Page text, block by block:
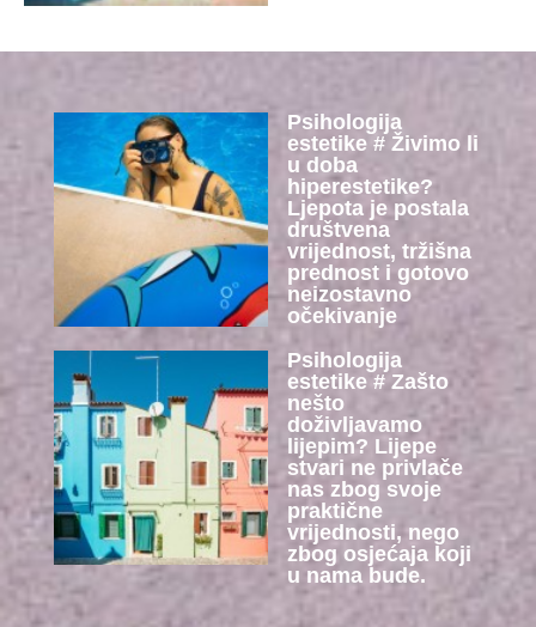
Psihologija
estetike # Živimo li
u doba
hiperestetike?
Ljepota je postala
društvena
vrijednost, tržišna
prednost i gotovo
neizostavno
očekivanje
Psihologija
estetike # Zašto
nešto
doživljavamo
lijepim? Lijepe
stvari ne privlače
nas zbog svoje
praktične
vrijednosti, nego
zbog osjećaja koji
u nama bude.